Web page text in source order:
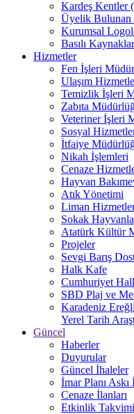
Kardeş Kentler
Üyelik
Kurumsal
Basılı Kaynaklar
Hizmetler
Fen İşleri
Ulaşım
Temizlik İşleri
Zabıta
Veteriner İşleri
Sosyal
İtfaiye
Nikah İşlemleri
Cenaze
Hayvan
Atık Yönetimi
Liman
Sokak
Atatürk Kültür
Projeler
Sevgi Barış
Halk Kafe
Cumhuriyet
SBD Plaj ve
Karadeniz
Yerel Tarih
Güncel
Haberler
Duyurular
Güncel İhaleler
İmar Planı Askı
Cenaze İlanları
Etkinlik Takvimi